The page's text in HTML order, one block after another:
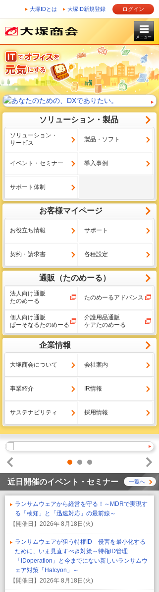
大塚IDとは 大塚ID新規登録 ログイン
メニュー
ソリューション・製品
ソリューション・
サービス
製品・ソフト
イベント・セミナー 導入事例
サポート体制
お客様マイページ
お役立ち情報 サポート
契約・請求書 各種設定
通販（たのめーる）
法人向け通販
たのめーる
たのめーるアドバンス
個人向け通販
ぱーそなるたのめーる
介護用品通販
ケアたのめーる
企業情報
大塚商会について 会社案内
事業紹介 IR情報
サステナビリティ 採用情報
1 2
3
Prev
Next
近日開催のイベント・セミナー 一覧へ
ランサムウェアから経営を守る！～MDRで実現す
る「検知」と「迅速対応」の最前線～
【開催日】 2026年 8月18日(火)
ランサムウェアが狙う特権ID 侵害を最小化する
ために、いま見直すべき対策～特権ID管理
「iDoperation」と今までにない新しいランサムウ
ェア対策「Halcyon」～
【開催日】 2026年 8月18日(火)